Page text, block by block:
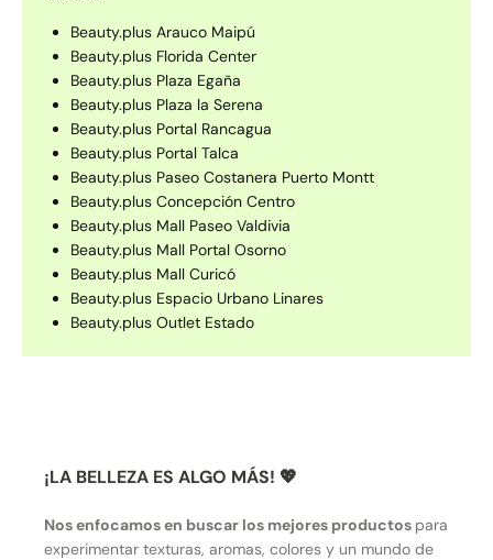
Beauty.plus Arauco Maipú
Beauty.plus Florida Center
Beauty.plus Plaza Egaña
Beauty.plus Plaza la Serena
Beauty.plus Portal Rancagua
Beauty.plus Portal Talca
Beauty.plus Paseo Costanera Puerto Montt
Beauty.plus Concepción Centro
Beauty.plus Mall Paseo Valdivia
Beauty.plus Mall Portal Osorno
Beauty.plus Mall Curicó
Beauty.plus Espacio Urbano Linares
Beauty.plus Outlet Estado
¡LA BELLEZA ES ALGO MÁS! 💖
Nos enfocamos en buscar los mejores productos para
experimentar texturas, aromas, colores y un mundo de